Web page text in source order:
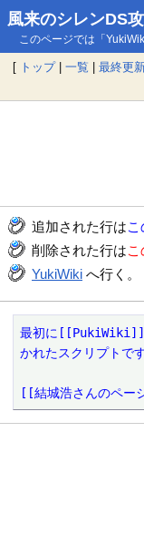
風来のシレンDS
このページでは「
[ トップ| 一覧 | 最終更
追加された行は
削除された行は
YukiWiki へ行く。
最初に[[PukiWiki]]
かれたスクリプトです
[[結城浩さんのペ